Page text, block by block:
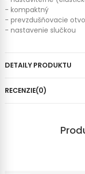
- kompaktný
- prevzdušňovacie
- nastavenie slučkou
DETAILY PRODUKTU
RECENZIE(0)